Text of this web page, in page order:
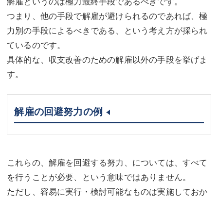
つまり、他の手段で解雇が避けられるのであれば、極
力別の手段によるべきである、という考え方が採られ
ているのです。
具体的な、収支改善のための解雇以外の手段を挙げま
す。
解雇の回避努力の例
これらの、解雇を回避する努力、については、すべて
を行うことが必要、という意味ではありません。
ただし、容易に実行・検討可能なものは実施しておか